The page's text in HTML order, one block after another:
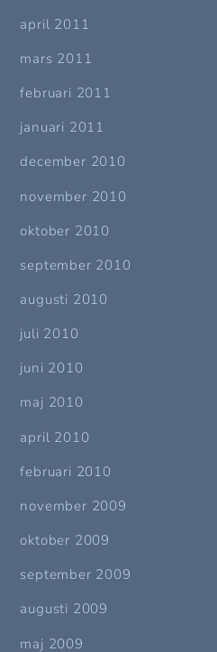
april 2011
mars 2011
februari 2011
januari 2011
december 2010
november 2010
oktober 2010
september 2010
augusti 2010
juli 2010
juni 2010
maj 2010
april 2010
februari 2010
november 2009
oktober 2009
september 2009
augusti 2009
maj 2009